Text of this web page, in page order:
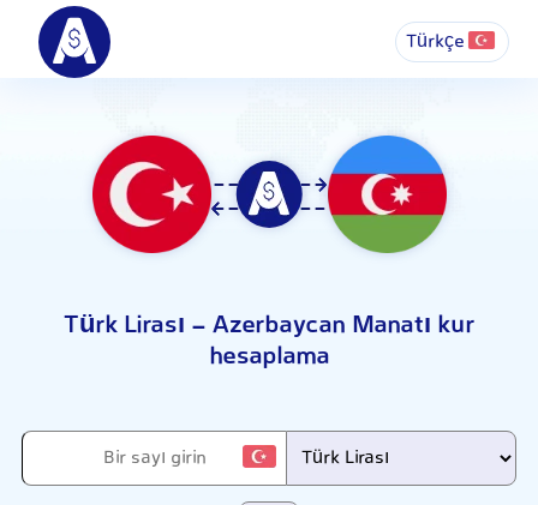
Türkçe
Türk Lirası - Azerbaycan Manatı kur
hesaplama